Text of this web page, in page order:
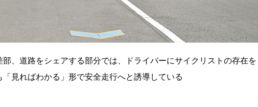
、道路をシェアする部分では、ドライバーにサイクリストの存在を
見ればわかる」形で安全走行へと誘導している